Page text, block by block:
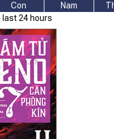
Con
Nam
last 24 hours